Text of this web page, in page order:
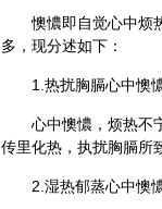
懊憹即自觉心中烦
多，现分述如下：
1.热扰胸膈心中懊
心中懊憹，烦热不
传里化热，执扰胸膈所
2.湿热郁蒸心中懊